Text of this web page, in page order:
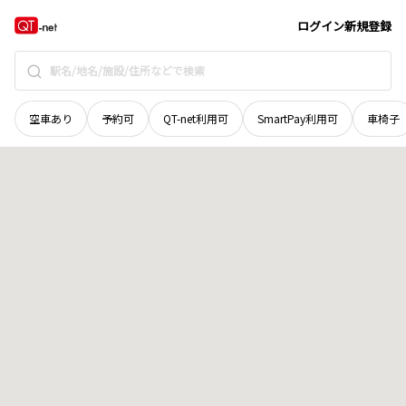
ログイン新規登録
空車あり 予約可 QT-net利用可 SmartPay利用可 車椅子
北海道